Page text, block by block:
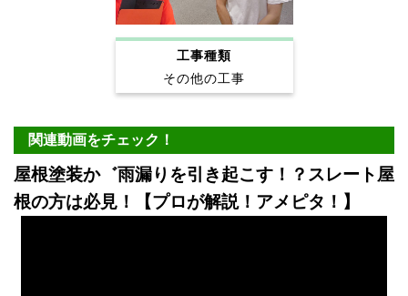
工事種類
その他の工事
関連動画をチェック！
屋根塗装か゛雨漏りを引き起こす！？スレート屋
根の方は必見！【プロが解説！アメピタ！】